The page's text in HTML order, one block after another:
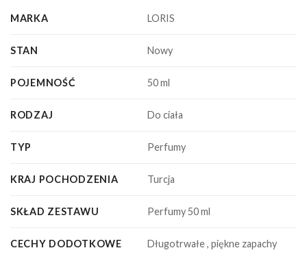
MARKA LORIS
STAN Nowy
POJEMNOŚĆ 50 ml
RODZAJ Do ciała
TYP Perfumy
KRAJ POCHODZENIA Turcja
SKŁAD ZESTAWU Perfumy 50 ml
CECHY DODOTKOWE Długotrwałe , piękne zapachy